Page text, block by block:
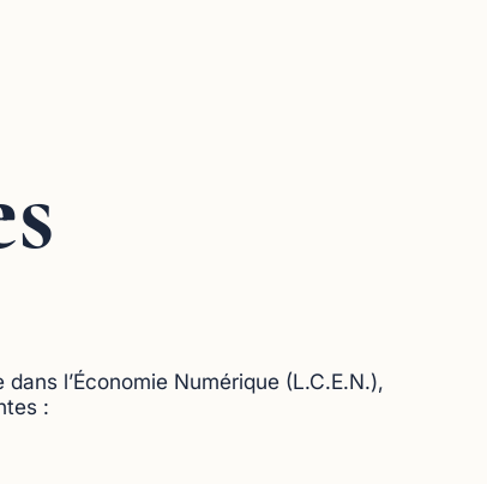
l’Économie Numérique (L.C.E.N.),
: